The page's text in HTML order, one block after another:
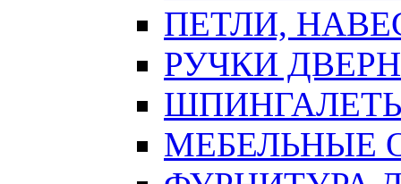
ПЕТЛИ,
РУЧКИ
МЕБЕЛЬНЫЕ